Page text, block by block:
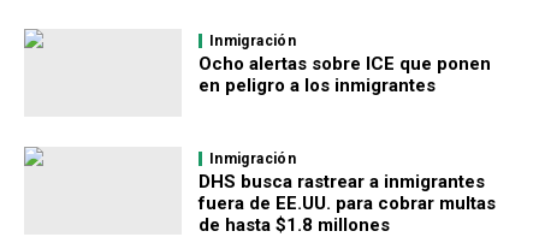
Inmigración
Ocho alertas sobre ICE que ponen
en peligro a los inmigrantes
Inmigración
DHS busca rastrear a inmigrantes
fuera de EE.UU. para cobrar multas
de hasta $1.8 millones